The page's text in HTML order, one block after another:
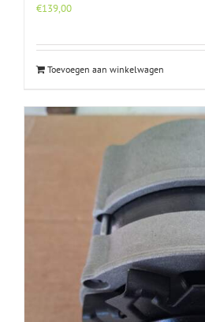
€139,00
Toevoegen aan winkelwagen